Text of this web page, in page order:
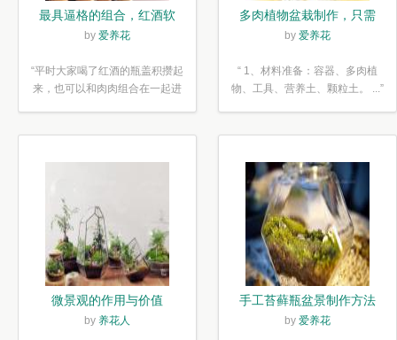
最具逼格的组合，红酒软
木塞diy多肉植物盆栽
by 爱养花
“平时大家喝了红酒的瓶盖积攒起
来，也可以和肉肉组合在一起进
多肉植物盆栽制作，只需
简单6步
by 爱养花
“ 1、材料准备：容器、多肉植
物、工具、营养土、颗粒土。 ...”
微景观的作用与价值
by 养花人
手工苔藓瓶盆景制作方法
by 爱养花